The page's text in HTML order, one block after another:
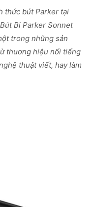
thức bút Parker tại
Bi Parker Sonnet
trong những sản
thương hiệu nổi tiếng
thuật viết, hay làm